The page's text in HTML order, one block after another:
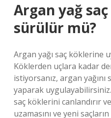
Argan yağ
sürülür mü?
Argan yağı saç köklerine
Köklerden uçlara kadar
istiyorsanız, argan
yaparak uygulayabilirsiniz.
saç köklerini canlandırır
uzamasını ve yeni saçların